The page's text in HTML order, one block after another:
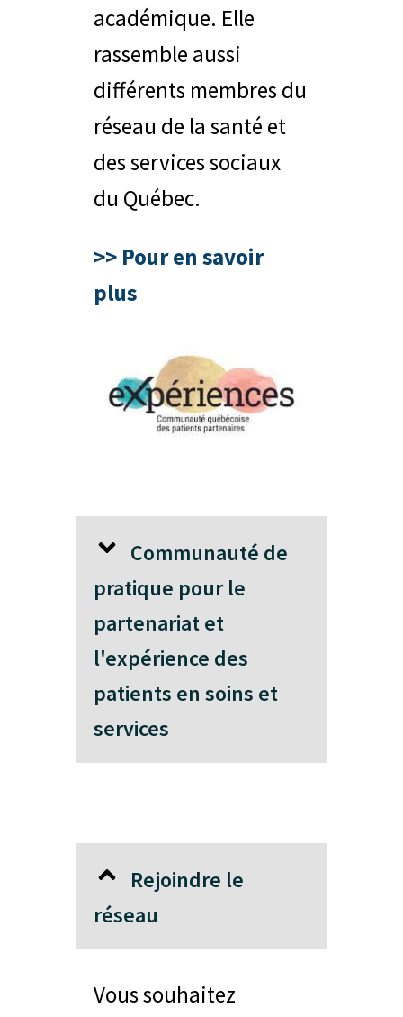
académique. Elle
rassemble aussi
différents membres du
réseau de la santé et
des services sociaux
du Québec.
>> Pour en savoir
plus
Communauté de
pratique pour le
partenariat et
l'expérience des
patients en soins et
services
Rejoindre le
réseau
Vous souhaitez